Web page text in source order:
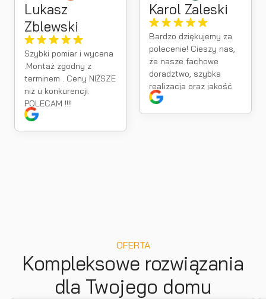
Lukasz
Zblewski
Szybki pomiar i wycena
.Montaż zgodny z
terminem . Ceny NIŻSZE
niż u konkurencji.
POLECAM !!!!
Karol Zaleski
Bardzo dziękujemy za
polecenie! Cieszy nas,
że nasze fachowe
doradztwo, szybka
realizacja oraz jakość
montażu spełniły Pana
oczekiwania. Takie
OFERTA
Kompleksowe rozwiązania
dla Twojego domu